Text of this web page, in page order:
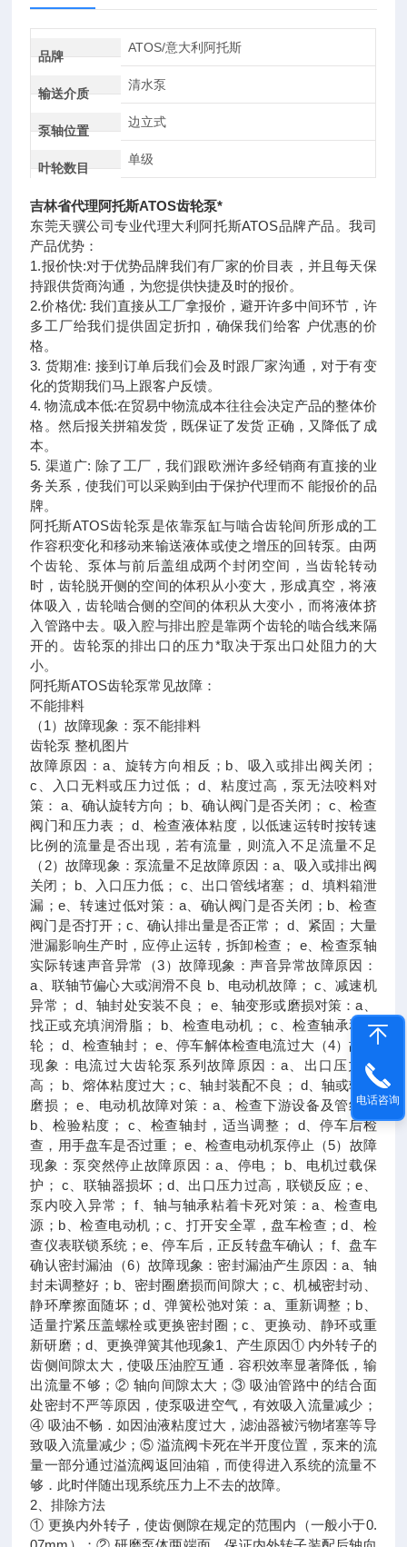
品牌
ATOS/意大利阿托斯
输送介质
清水泵
泵轴位置
边立式
叶轮数目
单级
吉林省代理阿托斯ATOS齿轮泵*
东莞天骥公司专业代理大利阿托斯ATOS品牌产品。我司
产品优势：
1.报价快:对于优势品牌我们有厂家的价目表，并且每天保
持跟供货商沟通，为您提供快捷及时的报价。
2.价格优: 我们直接从工厂拿报价，避开许多中间环节，许
多工厂给我们提供固定折扣，确保我们给客 户优惠的价
格。
3. 货期准: 接到订单后我们会及时跟厂家沟通，对于有变
化的货期我们马上跟客户反馈。
4. 物流成本低:在贸易中物流成本往往会决定产品的整体价
格。然后报关拼箱发货，既保证了发货 正确，又降低了成
本。
5. 渠道广: 除了工厂，我们跟欧洲许多经销商有直接的业
务关系，使我们可以采购到由于保护代理而不 能报价的品
牌。
阿托斯ATOS齿轮泵是依靠泵缸与啮合齿轮间所形成的工
作容积变化和移动来输送液体或使之增压的回转泵。由两
个齿轮、泵体与前后盖组成两个封闭空间，当齿轮转动
时，齿轮脱开侧的空间的体积从小变大，形成真空，将液
体吸入，齿轮啮合侧的空间的体积从大变小，而将液体挤
入管路中去。吸入腔与排出腔是靠两个齿轮的啮合线来隔
开的。齿轮泵的排出口的压力*取决于泵出口处阻力的大
小。
阿托斯ATOS齿轮泵常见故障：
不能排料
（1）故障现象：泵不能排料
齿轮泵 整机图片
故障原因：a、旋转方向相反；b、吸入或排出阀关闭；
c、入口无料或压力过低； d、粘度过高，泵无法咬料对
策： a、确认旋转方向； b、确认阀门是否关闭； c、检查
阀门和压力表； d、检查液体粘度，以低速运转时按转速
比例的流量是否出现，若有流量，则流入不足流量不足
（2）故障现象：泵流量不足故障原因：a、吸入或排出阀
关闭； b、入口压力低； c、出口管线堵塞； d、填料箱泄
漏；e、转速过低对策：a、确认阀门是否关闭；b、检查
阀门是否打开；c、确认排出量是否正常； d、紧固；大量
泄漏影响生产时，应停止运转，拆卸检查； e、检查泵轴
实际转速声音异常（3）故障现象：声音异常故障原因：
a、联轴节偏心大或润滑不良 b、电动机故障； c、减速机
异常； d、轴封处安装不良； e、轴变形或磨损对策：a、
找正或充填润滑脂； b、检查电动机； c、检查轴承和齿
轮； d、检查轴封； e、停车解体检查电流过大（4）故障
现象：电流过大齿轮泵系列故障原因：a、出口压力过
高； b、熔体粘度过大；c、轴封装配不良； d、轴或轴承
磨损； e、电动机故障对策：a、检查下游设备及管线；
b、检验粘度； c、检查轴封，适当调整； d、停车后检
查，用手盘车是否过重； e、检查电动机泵停止（5）故障
现象：泵突然停止故障原因：a、停电； b、电机过载保
护； c、联轴器损坏；d、出口压力过高，联锁反应；e、
泵内咬入异常； f、轴与轴承粘着卡死对策：a、检查电
源；b、检查电动机；c、打开安全罩，盘车检查；d、检
查仪表联锁系统；e、停车后，正反转盘车确认； f、盘车
确认密封漏油（6）故障现象：密封漏油产生原因：a、轴
封未调整好；b、密封圈磨损而间隙大；c、机械密封动、
静环摩擦面随坏；d、弹簧松弛对策：a、重新调整；b、
适量拧紧压盖螺栓或更换密封圈；c、更换动、静环或重
新研磨；d、更换弹簧其他现象1、产生原因① 内外转子的
齿侧间隙太大，使吸压油腔互通．容积效率显著降低，输
出流量不够；② 轴向间隙太大；③ 吸油管路中的结合面
处密封不严等原因，使泵吸进空气，有效吸入流量减少；
④ 吸油不畅．如因油液粘度过大，滤油器被污物堵塞等导
致吸入流量减少；⑤ 溢流阀卡死在半开度位置，泵来的流
量一部分通过溢流阀返回油箱，而使得进入系统的流量不
够．此时伴随出现系统压力上不去的故障。
2、排除方法
① 更换内外转子，使齿侧隙在规定的范围内（一般小于0.
电话咨询